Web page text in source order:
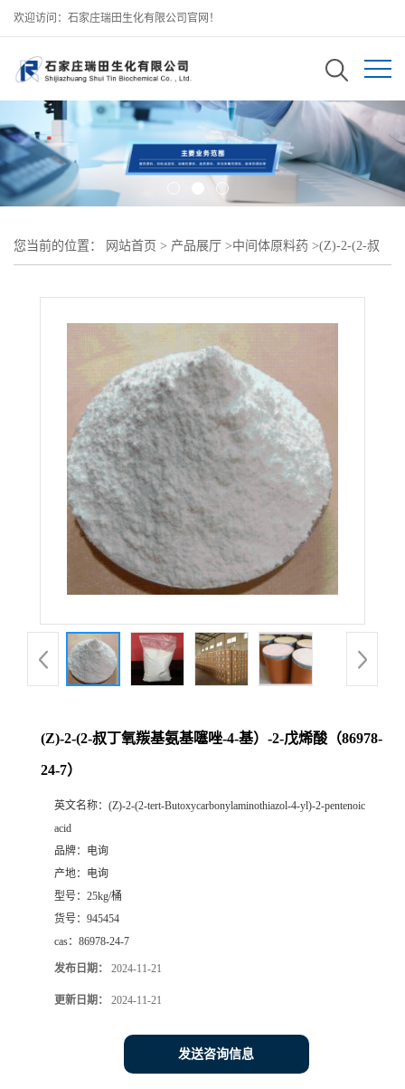
欢迎访问：石家庄瑞田生化有限公司官网！
您当前的位置： 网站首页 > 产品展厅 >中间体原料药 >(Z)-2-(2-叔
(Z)-2-(2-叔丁氧羰基氨基噻唑-4-基）-2-戊烯酸（86978-
24-7）
英文名称： (Z)-2-(2-tert-Butoxycarbonylaminothiazol-4-yl)-2-pentenoic
acid
品牌： 电询
产地： 电询
型号： 25kg/桶
货号： 945454
cas： 86978-24-7
发布日期： 2024-11-21
更新日期： 2024-11-21
发送咨询信息